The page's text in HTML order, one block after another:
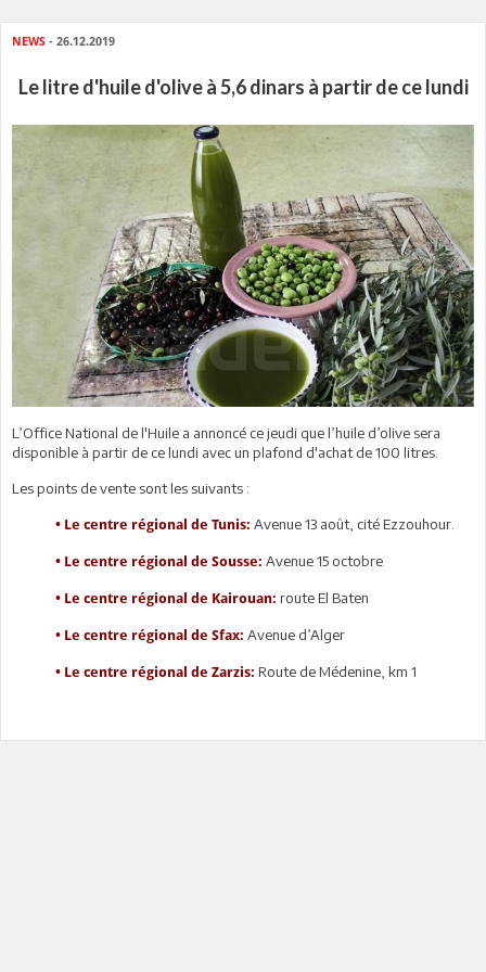
NEWS - 26.12.2019
Le litre d'huile d'olive à 5,6 dinars à partir de ce lundi
L’Office National de l'Huile a annoncé ce jeudi que l’huile d’olive sera
disponible à partir de ce lundi avec un plafond d'achat de 100 litres.
Les points de vente sont les suivants :
• Le centre régional de Tunis: Avenue 13 août, cité Ezzouhour.
• Le centre régional de Sousse: Avenue 15 octobre
• Le centre régional de Kairouan: route El Baten
• Le centre régional de Sfax: Avenue d’Alger
• Le centre régional de Zarzis: Route de Médenine, km 1